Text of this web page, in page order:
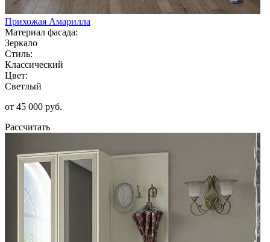
Прихожая Амарилла
Материал фасада:
Зеркало
Стиль:
Классический
Цвет:
Светлый
от 45 000 руб.
Рассчитать